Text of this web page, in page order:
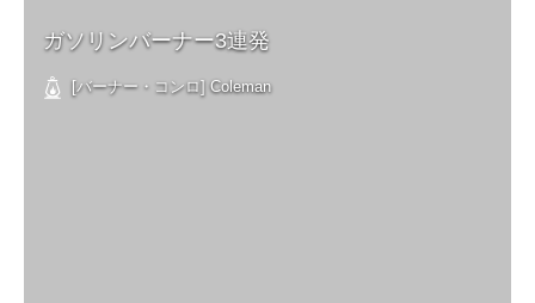
ガソリンバーナー3連発
[バーナー・コンロ] Coleman